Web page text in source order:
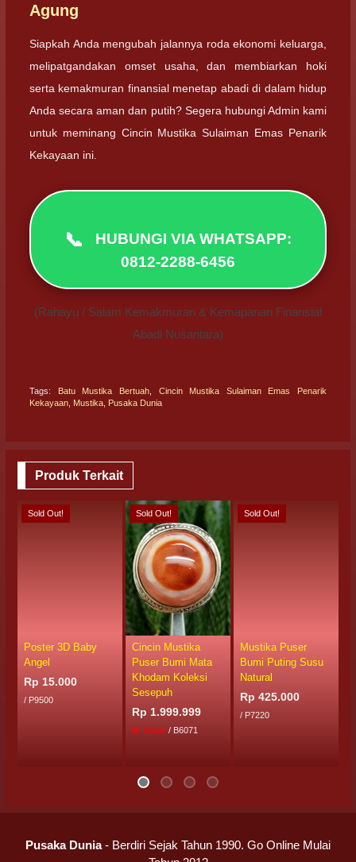
Agung
Siapkah Anda mengubah jalannya roda ekonomi keluarga,
melipatgandakan omset usaha, dan membiarkan hoki
serta kemakmuran finansial menetap abadi di dalam hidup
Anda secara aman dan putih? Segera hubungi Admin kami
untuk meminang Cincin Mustika Sulaiman Emas Penarik
Kekayaan ini.
📞
HUBUNGI VIA WHATSAPP:
0812-2288-6456
(Rahayu / Salam Kemakmuran & Kemapanan Finansial
Abadi Nusantara)
Tags: Batu Mustika Bertuah, Cincin Mustika Sulaiman Emas Penarik
Kekayaan Mustika Pusaka Dunia
Produk Terkait
Sold Out!
Poster 3D Baby
Angel
Rp 15.000
/ P9500
Sold Out!
Cincin Mustika
Puser Bumi Mata
Khodam Koleksi
Sesepuh
Rp 1.999.999
Habis / B6071
Sold Out!
Mustika Puser
Bumi Puting Susu
Natural
Rp 425.000
/ P7220
Pusaka Dunia- Berdiri Sejak Tahun 1990. Go Online Mulai